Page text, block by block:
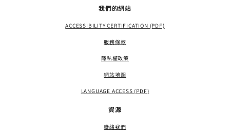
我們的網站
ACCESSIBILITY CERTIFICATION (PDF)
服務條款
隱私權政策
網站地圖
LANGUAGE ACCESS (PDF)
資源
聯絡我們